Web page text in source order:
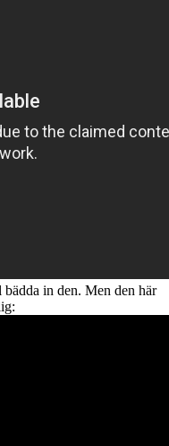
in den. Men den här